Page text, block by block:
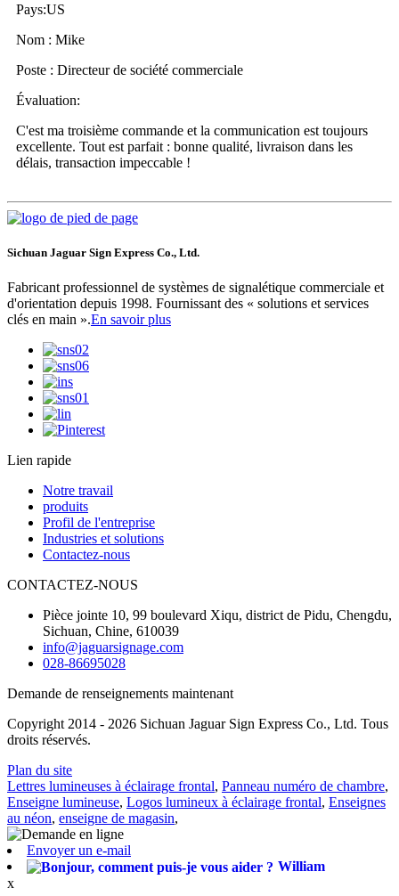
Pays:US
Nom : Mike
Poste : Directeur de société commerciale
Évaluation:
C'est ma troisième commande et la communication est toujours
excellente. Tout est parfait : bonne qualité, livraison dans les
délais, transaction impeccable !
Sichuan Jaguar Sign Express Co., Ltd.
Fabricant professionnel de systèmes de signalétique commerciale et
d'orientation depuis 1998. Fournissant des « solutions et services
clés en main ».En savoir plus
Lien rapide
Notre travail
produits
Profil de l'entreprise
Industries et solutions
Contactez-nous
CONTACTEZ-NOUS
Pièce jointe 10, 99 boulevard Xiqu, district de Pidu, Chengdu,
Sichuan, Chine, 610039
info@jaguarsignage.com
028-86695028
Demande de renseignements maintenant
Copyright 2014 - 2026 Sichuan Jaguar Sign Express Co., Ltd. Tous
droits réservés.
Plan du site
Lettres lumineuses à éclairage frontal, Panneau numéro de chambre,
Enseigne lumineuse, Logos lumineux à éclairage frontal, Enseignes
au néon, enseigne de magasin,
Envoyer un e-mail
William
x